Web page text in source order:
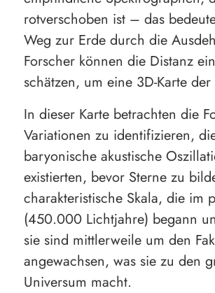
rotverschoben ist – das
Weg zur Erde durch die
Forscher können die Distanz
schätzen, um eine 3D-Karte
In dieser Karte betrachten die
Variationen zu identifizieren,
baryonische akustische
existierten, bevor Sterne zu
charakteristische Skala, die im
(450.000 Lichtjahre) begann
sie sind mittlerweile um den
angewachsen, was sie zu den
Universum macht.